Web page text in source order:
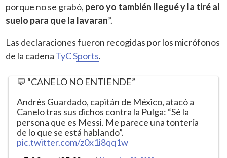
porque no se grabó, pero yo también llegué y la tiré al
suelo para que la lavaran”.
Las declaraciones fueron recogidas por los micrófonos
de la cadena TyC Sports.
💬 “CANELO NO ENTIENDE”
Andrés Guardado, capitán de México, atacó a
Canelo tras sus dichos contra la Pulga: “Sé la
persona que es Messi. Me parece una tontería
de lo que se está hablando”.
pic.twitter.com/z0x1i8qq1w